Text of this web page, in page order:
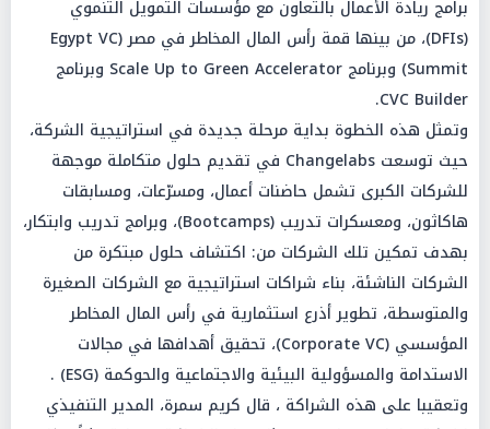
برامج ريادة الأعمال بالتعاون مع مؤسسات التمويل التنموي
(DFIs)، من بينها قمة رأس المال المخاطر في مصر (Egypt VC
Summit) وبرنامج Scale Up to Green Accelerator وبرنامج
CVC Builder.
وتمثل هذه الخطوة بداية مرحلة جديدة في استراتيجية الشركة،
حيث توسعت Changelabs في تقديم حلول متكاملة موجهة
للشركات الكبرى تشمل حاضنات أعمال، ومسرّعات، ومسابقات
هاكاثون، ومعسكرات تدريب (Bootcamps)، وبرامج تدريب وابتكار،
بهدف تمكين تلك الشركات من: اكتشاف حلول مبتكرة من
الشركات الناشئة، بناء شراكات استراتيجية مع الشركات الصغيرة
والمتوسطة، تطوير أذرع استثمارية في رأس المال المخاطر
المؤسسي (Corporate VC)، تحقيق أهدافها في مجالات
الاستدامة والمسؤولية البيئية والاجتماعية والحوكمة (ESG) .
وتعقيبا على هذه الشراكة ، قال كريم سمرة، المدير التنفيذي